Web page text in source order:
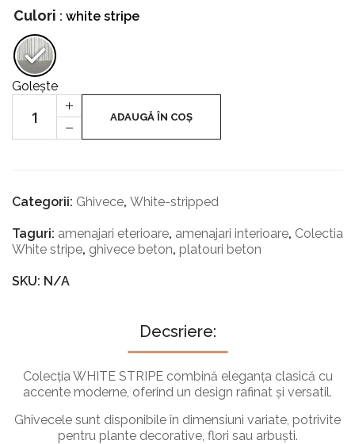
Culori : white stripe
Golește
Ghivece
HIGH
+
-
ADAUGĂ ÎN COȘ
Categorii: Ghivece, White-stripped
Taguri: amenajari eterioare, amenajari interioare, Colectia
White stripe, ghivece beton, platouri beton
SKU: N/A
Decsriere:
Colecția WHITE STRIPE combină eleganța clasică cu
accente moderne, oferind un design rafinat și versatil.
Ghivecele sunt disponibile în dimensiuni variate, potrivite
pentru plante decorative, flori sau arbuști.